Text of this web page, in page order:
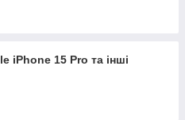
iPhone 15 Pro та інші